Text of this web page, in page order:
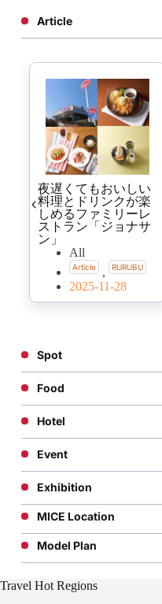
Article
夜遅くてもおいしい
料理とドリンクが楽
しめるファミリーレ
ストラン「ジョナサ
ン」
All
Article , RURUBU
2025-11-28
Spot
Food
Hotel
Event
Exhibition
MICE Location
Model Plan
Travel Hot Regions